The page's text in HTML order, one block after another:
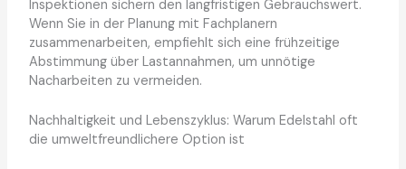
Inspektionen sichern den langfristigen Gebrauchswert.
Wenn Sie in der Planung mit Fachplanern
zusammenarbeiten, empfiehlt sich eine frühzeitige
Abstimmung über Lastannahmen, um unnötige
Nacharbeiten zu vermeiden.
Nachhaltigkeit und Lebenszyklus: Warum Edelstahl oft
die umweltfreundlichere Option ist